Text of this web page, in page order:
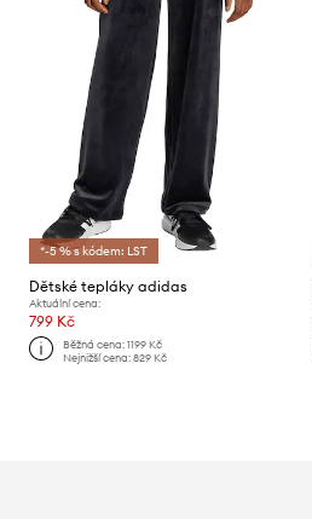
*-5 % s kódem: LST
Dětské tepláky adidas
Aktuální cena:
799 Kč
Běžná cena:1199 Kč
Nejnižší cena:829 Kč